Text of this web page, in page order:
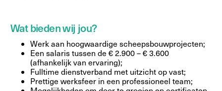
Wat bieden wij jou?
Werk aan hoogwaardige scheepsbouwprojecten;
Een salaris tussen de € 2.900 – € 3.600
(afhankelijk van ervaring);
Fulltime dienstverband met uitzicht op vast;
Prettige werksfeer in een professioneel team;